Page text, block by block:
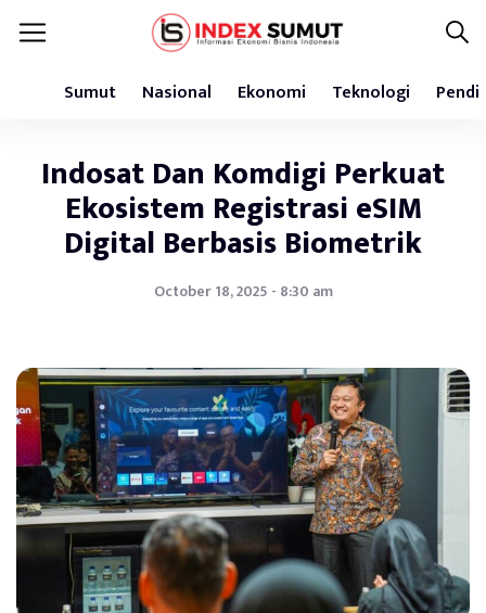
Sumut Nasional Ekonomi Teknologi
Indosat Dan Komdigi Perkuat
Ekosistem Registrasi eSIM
Digital Berbasis Biometrik
October 18, 2025 - 8:30 am